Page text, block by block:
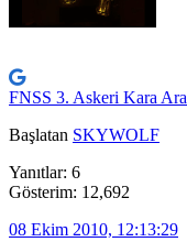
FNSS 3. Askeri Kara
Başlatan SKYWOLF
Yanıtlar: 6
Gösterim: 12,692
08 Ekim 2010, 12:13:29